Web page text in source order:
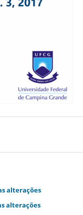
alterações
alterações